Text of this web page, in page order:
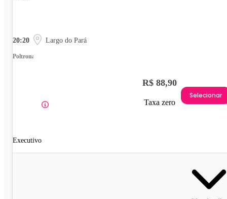
20:20 Largo do Pará
Poltrona
Executivo
R$ 88,90
Taxa zero
Selecionar